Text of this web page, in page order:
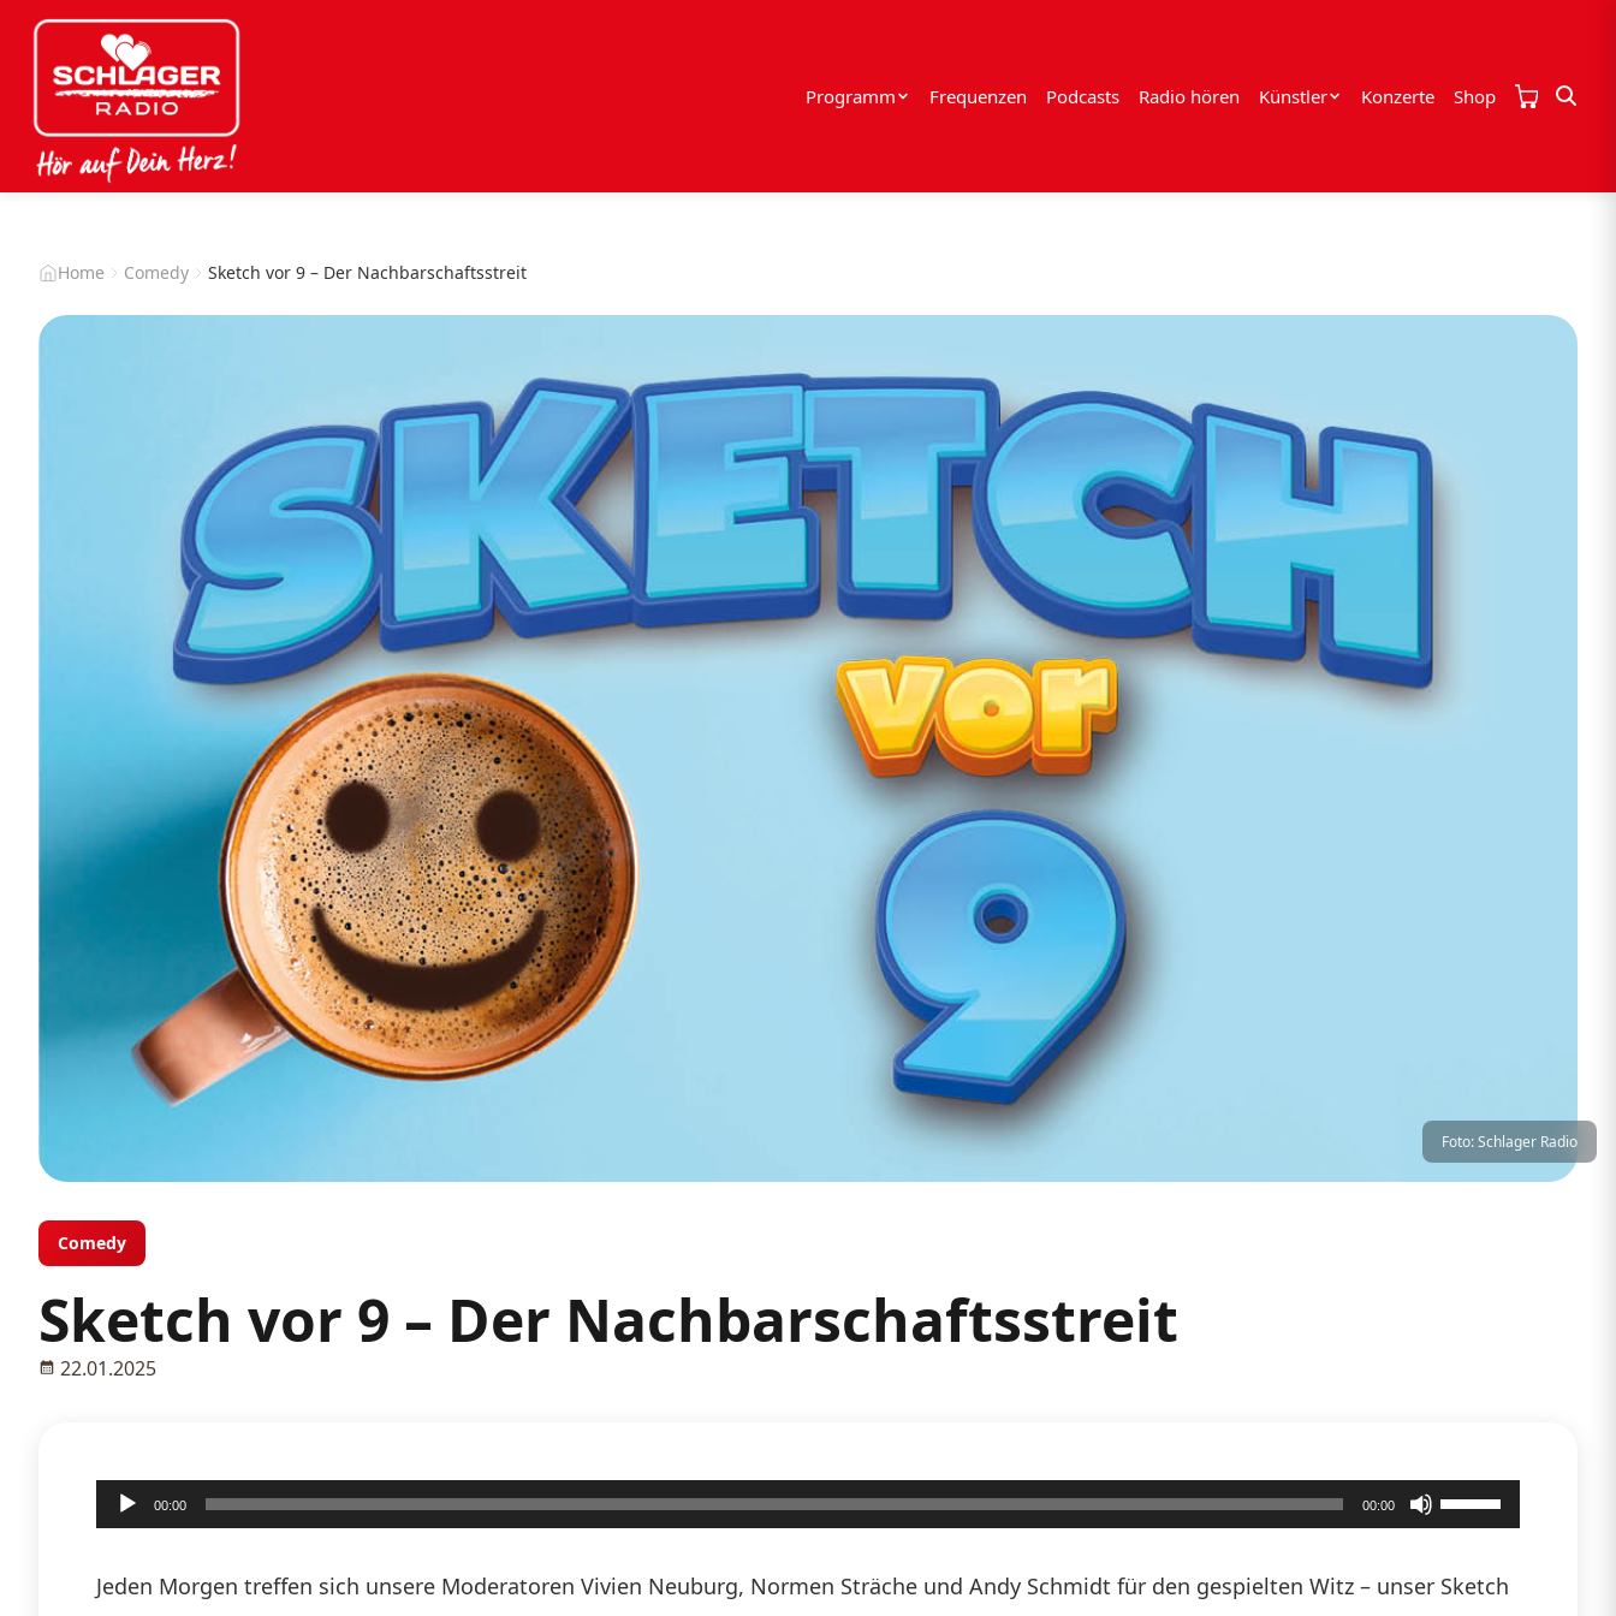
Programm Frequenzen Podcasts Radio hören Künstler Konzerte Shop
Home Comedy Sketch vor 9 – Der Nachbarschaftsstreit
Foto: Schlager Radio
Comedy
Sketch vor 9 – Der Nachbarschaftsstreit
22.01.2025
Audio-
Player
00:00 00:00
Pfeiltasten
benutzen,
Jeden Morgen treffen sich unsere Moderatoren Vivien Neuburg, Normen Sträche und Andy Schmidt für den gespielten Witz – unser Sketch